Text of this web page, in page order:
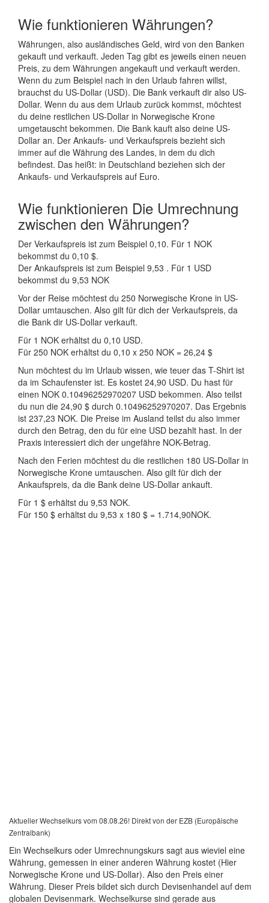
Wie funktionieren Währungen?
Währungen, also ausländisches Geld, wird von den Banken
gekauft und verkauft. Jeden Tag gibt es jeweils einen neuen
Preis, zu dem Währungen angekauft und verkauft werden.
Wenn du zum Beispiel nach in den Urlaub fahren willst,
brauchst du US-Dollar (USD). Die Bank verkauft dir also US-
Dollar. Wenn du aus dem Urlaub zurück kommst, möchtest
du deine restlichen US-Dollar in Norwegische Krone
umgetauscht bekommen. Die Bank kauft also deine US-
Dollar an. Der Ankaufs- und Verkaufspreis bezieht sich
immer auf die Währung des Landes, in dem du dich
befindest. Das heißt: in Deutschland beziehen sich der
Ankaufs- und Verkaufspreis auf Euro.
Wie funktionieren Die Umrechnung
zwischen den Währungen?
Der Verkaufspreis ist zum Beispiel 0,10. Für 1 NOK
bekommst du 0,10 $.
Der Ankaufspreis ist zum Beispiel 9,53 . Für 1 USD
bekommst du 9,53 NOK
Vor der Reise möchtest du 250 Norwegische Krone in US-
Dollar umtauschen. Also gilt für dich der Verkaufspreis, da
die Bank dir US-Dollar verkauft.
Für 1 NOK erhältst du 0,10 USD.
Für 250 NOK erhältst du 0,10 x 250 NOK = 26,24 $
Nun möchtest du im Urlaub wissen, wie teuer das T-Shirt ist
da im Schaufenster ist. Es kostet 24,90 USD. Du hast für
einen NOK 0.10496252970207 USD bekommen. Also teilst
du nun die 24,90 $ durch 0.10496252970207. Das Ergebnis
ist 237,23 NOK. Die Preise im Ausland teilst du also immer
durch den Betrag, den du für eine USD bezahlt hast. In der
Praxis interessiert dich der ungefähre NOK-Betrag.
Nach den Ferien möchtest du die restlichen 180 US-Dollar in
Norwegische Krone umtauschen. Also gilt für dich der
Ankaufspreis, da die Bank deine US-Dollar ankauft.
Für 1 $ erhältst du 9,53 NOK.
Für 150 $ erhältst du 9,53 x 180 $ = 1.714,90NOK.
Aktueller Wechselkurs vom 08.08.26! Direkt von der EZB (Europäische
Zentralbank)
Ein Wechselkurs oder Umrechnungskurs sagt aus wieviel eine
Währung, gemessen in einer anderen Währung kostet (Hier
Norwegische Krone und US-Dollar). Also den Preis einer
Währung. Dieser Preis bildet sich durch Devisenhandel auf dem
globalen Devisenmark. Wechselkurse sind gerade aus